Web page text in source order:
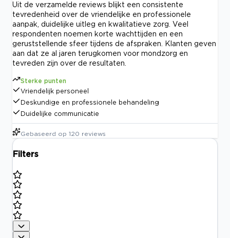
Uit de verzamelde reviews blijkt een consistente
tevredenheid over de vriendelijke en professionele
aanpak, duidelijke uitleg en kwalitatieve zorg. Veel
respondenten noemen korte wachttijden en een
geruststellende sfeer tijdens de afspraken. Klanten geven
aan dat ze al jaren terugkomen voor mondzorg en
tevreden zijn over de resultaten.
Sterke punten
Vriendelijk personeel
Deskundige en professionele behandeling
Duidelijke communicatie
Gebaseerd op 120 reviews
Filters